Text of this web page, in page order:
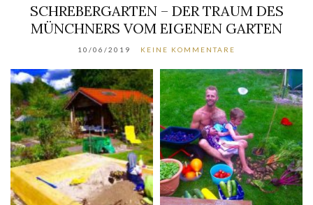
SCHREBERGARTEN – DER TRAUM DES
MÜNCHNERS VOM EIGENEN GARTEN
10/06/2019 KEINE KOMMENTARE